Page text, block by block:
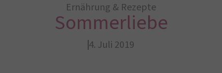
Ernährung & Rezepte
Sommerliebe
4. Juli 2019